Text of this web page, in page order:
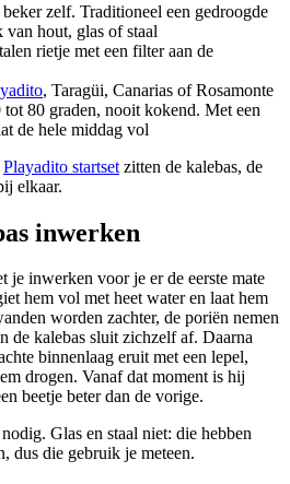
zelf. Traditioneel een gedroogde
van hout, glas of staal
rietje met een filter aan de
, Taragüi, Canarias of Rosamonte
80 graden, nooit kokend. Met een
de hele middag vol
Playadito startset zitten de kalebas, de
elkaar.
inwerken
je inwerken voor je er de eerste mate
hem vol met heet water en laat hem
worden zachter, de poriën nemen
de kalebas sluit zichzelf af. Daarna
binnenlaag eruit met een lepel,
drogen. Vanaf dat moment is hij
beetje beter dan de vorige.
Glas en staal niet: die hebben
dus die gebruik je meteen.